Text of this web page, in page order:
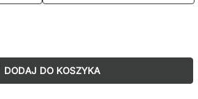
DODAJ DO KOSZYKA